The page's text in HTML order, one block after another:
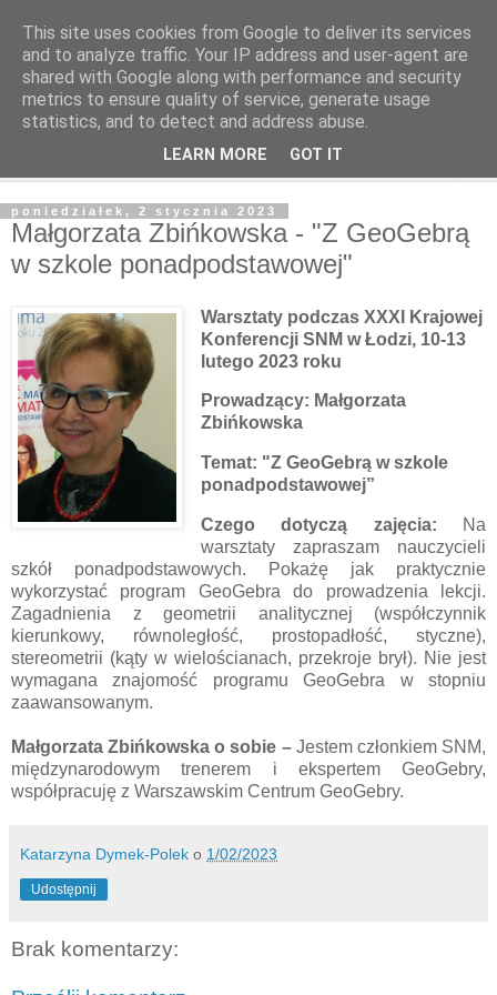
poniedziałek, 2 stycznia 2023
Małgorzata Zbińkowska - "Z GeoGebrą
w szkole ponadpodstawowej"
Warsztaty podczas XXXI Krajowej
Konferencji SNM w Łodzi, 10-13
lutego 2023 roku
Prowadzący: Małgorzata
Zbińkowska
Temat: "Z GeoGebrą w szkole
ponadpodstawowej”
Czego dotyczą zajęcia:
Na
warsztaty zapraszam nauczycieli
szkół ponadpodstawowych. Pokażę jak praktycznie
wykorzystać program GeoGebra do prowadzenia lekcji.
Zagadnienia z geometrii analitycznej (współczynnik
kierunkowy, równoległość, prostopadłość, styczne),
stereometrii (kąty w wielościanach, przekroje brył). Nie jest
wymagana znajomość programu GeoGebra w stopniu
zaawansowanym.
Małgorzata Zbińkowska o sobie – Jestem członkiem SNM,
międzynarodowym trenerem i ekspertem GeoGebry,
współpracuję z Warszawskim Centrum GeoGebry.
Katarzyna Dymek-Polek o 1/02/2023
Udostępnij
Brak komentarzy:
This site uses cookies from Google to deliver its services
and to analyze traffic. Your IP address and user-agent are
shared with Google along with performance and security
metrics to ensure quality of service, generate usage
statistics, and to detect and address abuse.
LEARN MORE GOT IT